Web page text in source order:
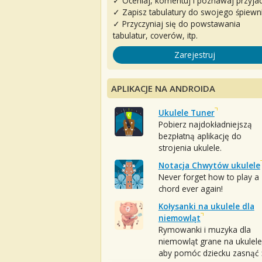
✓ Zapisz tabulatury do swojego
✓ Przyczyniaj się do powstawania
tabulatur, coverów, itp.
Zarejestruj
APLIKACJE NA ANDROIDA
Ukulele Tuner
Pobierz najdokładniejszą
bezpłatną aplikację do
strojenia ukulele.
Notacja Chwytów ukulele
Never forget how to play a
chord ever again!
Kołysanki na ukulele dla
niemowląt
Rymowanki i muzyka dla
niemowląt grane na
aby pomóc dziecku zasnąć